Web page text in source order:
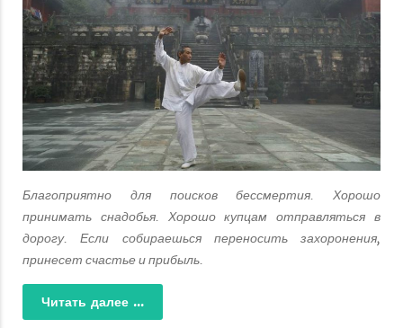
Благоприятно для поисков бессмертия. Хорошо
принимать снадобья. Хорошо купцам отправляться в
дорогу. Если собираешься переносить захоронения,
принесет счастье и прибыль.
Читать далее ...